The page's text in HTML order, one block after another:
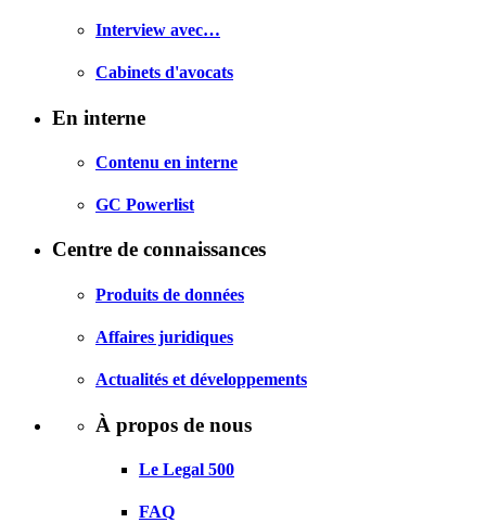
Interview avec…
Cabinets d'avocats
En interne
Contenu en interne
GC Powerlist
Centre de connaissances
Produits de données
Affaires juridiques
Actualités et développements
À propos de nous
Le Legal 500
FAQ